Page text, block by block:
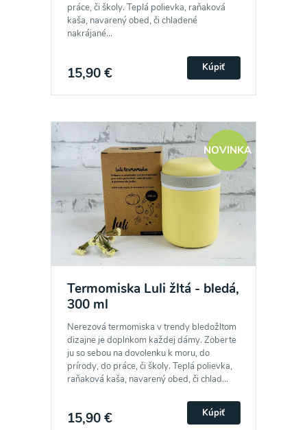
práce, či školy. Teplá polievka, raňaková
kaša, navarený obed, či chladené
nakrájané...
15,90 € Kúpiť
NOVINKA
Termomiska Luli žltá - bledá,
300 ml
Nerezová termomiska v trendy bledožltom
dizajne je doplnkom každej dámy. Zoberte
ju so sebou na dovolenku k moru, do
prírody, do práce, či školy. Teplá polievka,
raňaková kaša, navarený obed, či chlad...
15,90 € Kúpiť